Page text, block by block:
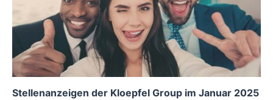
Stellenanzeigen der Kloepfel Group im Januar 2025